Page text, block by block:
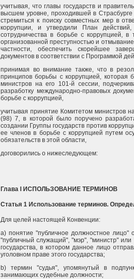
учитывая, что главы государств и
высшем уровне, проходившей в
стремиться к поиску совместных мер в
коррупции, и утвердили План
сотрудничества в борьбе с коррупцией,
организованной преступностью и
частности, обеспечить скорейшее
документов в соответствии с Программой
принимая во внимание также, что в
принципов борьбы с коррупцией,
министров на его 101-й сессии,
разработку международно-правовых
борьбе с коррупцией,
учитывая принятие Комитетом министров
(98) 7, в которой было поручено
создании Группы государств против
ее членов в борьбе с коррупцией путем
обязательств в этой области,
договорились о нижеследующем:
Глава I ИСПОЛЬЗОВАНИЕ ТЕРМИНОВ
Статья 1 Использование терминов.
Для целей настоящей Конвенции:
a) понятие "публичное должностное лицо"
"публичный служащий", "мэр", "министр"
государства, в котором данное лицо
уголовном праве этого государства;
b) термин "судья", упомянутый в
занимающих судебные должности;